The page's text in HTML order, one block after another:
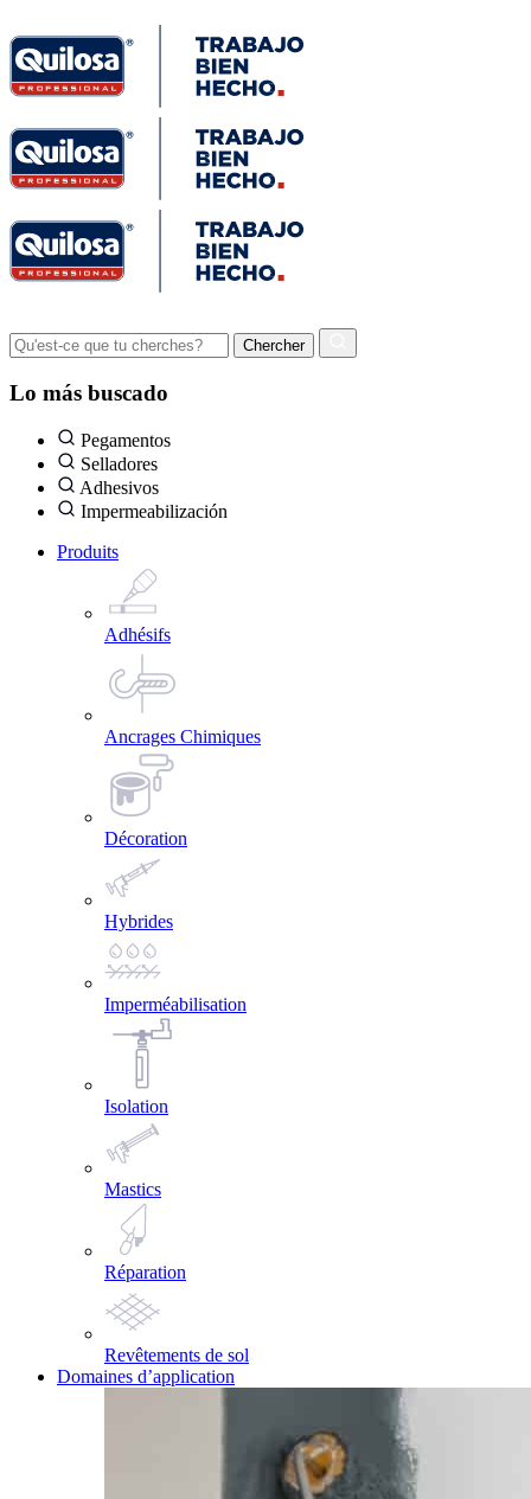
Lo más buscado
Pegamentos
Selladores
Adhesivos
Impermeabilización
Produits
Adhésifs
Ancrages Chimiques
Décoration
Hybrides
Imperméabilisation
Isolation
Mastics
Réparation
Revêtements de sol
Domaines d’application